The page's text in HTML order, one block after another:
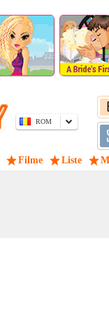
ROM
Filme Liste